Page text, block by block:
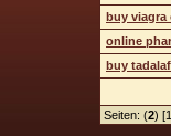
buy viagra
online
buy
Seiten: (2)